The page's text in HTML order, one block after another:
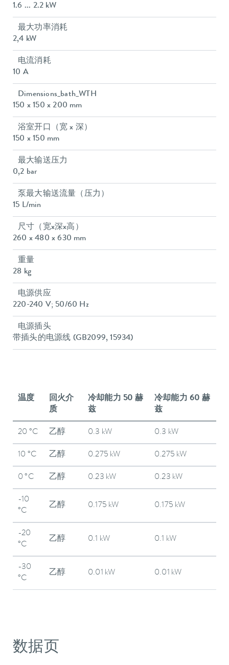
1.6 ... 2.2 kW
最大功率消耗
2,4 kW
电流消耗
10 A
Dimensions_bath_WTH
150 x 150 x 200 mm
浴室开口（宽 x 深）
150 x 150 mm
最大输送压力
0,2 bar
泵最大输送流量（压力）
15 L/min
尺寸（宽x深x高）
260 x 480 x 630 mm
重量
28 kg
电源供应
220-240 V; 50/60 Hz
电源插头
带插头的电源线 (GB2099, 15934)
温度
回火介
质
冷却能力 50 赫
兹
冷却能力 60 赫
兹
20 °C 乙醇 0.3 kW 0.3 kW
10 °C 乙醇 0.275 kW 0.275 kW
0 °C 乙醇 0.23 kW 0.23 kW
-10
°C
乙醇 0.175 kW 0.175 kW
-20
°C
乙醇 0.1 kW 0.1 kW
-30
°C
乙醇 0.01 kW 0.01 kW
数据页